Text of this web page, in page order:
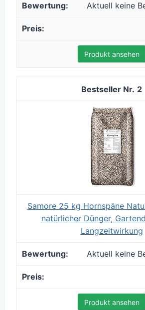
Aktuell keine
Produkt ansehen
2
Samore 25 kg Hornspäne
natürlicher Dünger,
Langzeitwirkung
Aktuell keine
Produkt ansehen